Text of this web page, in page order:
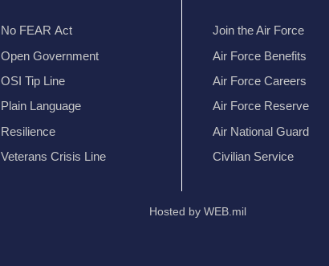
No FEAR Act
Open Government
OSI Tip Line
Plain Language
Resilience
Veterans Crisis Line
Join the Air Force
Air Force Benefits
Air Force Careers
Air Force Reserve
Air National Guard
Civilian Service
Hosted by WEB.mil